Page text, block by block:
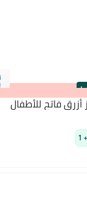
فاتح للأطفال
+ 1